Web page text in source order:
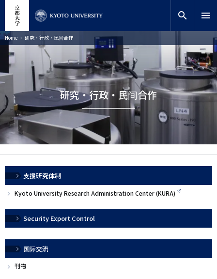
主
要
网站内搜索 search menu
面
包
Home 研究・行政・民间合作
研究・行政・民间合作
メ
イ
ン
ナ
ビ
ゲ
ー
シ
支援研究体制
Kyoto University Research Administration Center (KURA)
Security Export Control
国际交流
刊物